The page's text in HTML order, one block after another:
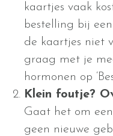
kaartjes vaak
bestelling bij
de kaartjes niet
graag met je
hormonen op
Klein foutje?
Gaat het om
geen nieuwe